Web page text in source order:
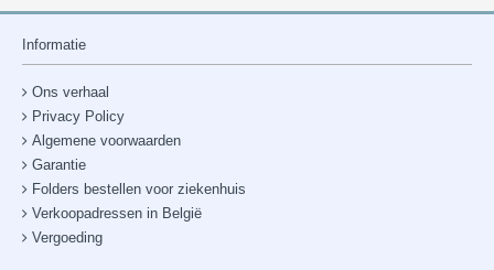
Informatie
Ons verhaal
Privacy Policy
Algemene voorwaarden
Garantie
Folders bestellen voor ziekenhuis
Verkoopadressen in België
Vergoeding